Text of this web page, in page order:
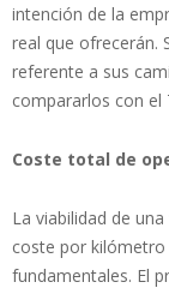
intención de la
real que ofrecerán.
referente a sus
compararlos con el
Coste total de
La viabilidad de
coste por
fundamentales. El